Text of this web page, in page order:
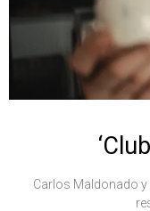
Carlos Maldonado y